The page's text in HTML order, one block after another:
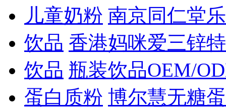
儿童奶粉 南京同仁堂
饮品 香港妈咪爱三锌
饮品 瓶装饮品OEM/
蛋白质粉 博尔慧无糖